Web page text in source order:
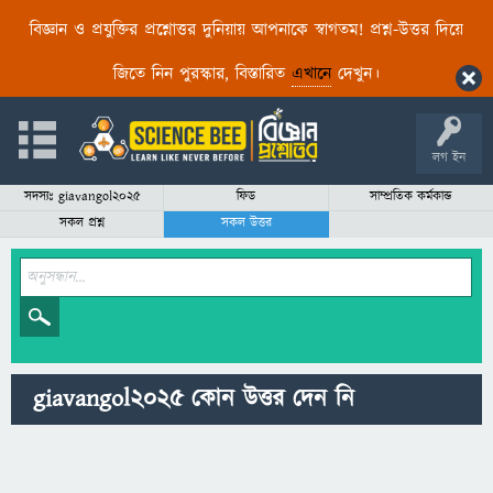
বিজ্ঞান ও প্রযুক্তির প্রশ্নোত্তর দুনিয়ায় আপনাকে স্বাগতম! প্রশ্ন-উত্তর দিয়ে
জিতে নিন পুরস্কার, বিস্তারিত এখানেদেখুন।
লগ ইন
সদস্যঃ giavangol2025 ফিড
সাম্প্রতিক কর্মকান্ড
সকল প্রশ্ন
সকল উত্তর
giavangol2025 কোন উত্তর দেন নি